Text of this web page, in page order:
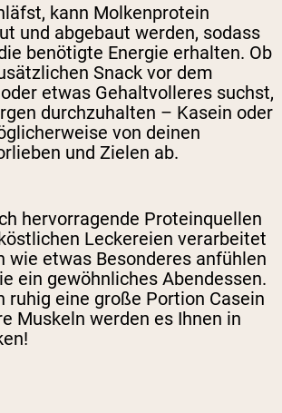
kann Molkenprotein
und abgebaut werden, sodass
benötigte Energie erhalten. Ob
Snack vor dem
etwas Gehaltvolleres suchst,
durchzuhalten – Kasein oder
von deinen
und Zielen ab.
hervorragende Proteinquellen
Leckereien verarbeitet
wie etwas Besonderes anfühlen
ein gewöhnliches Abendessen.
ruhig eine große Portion Casein
Muskeln werden es Ihnen in